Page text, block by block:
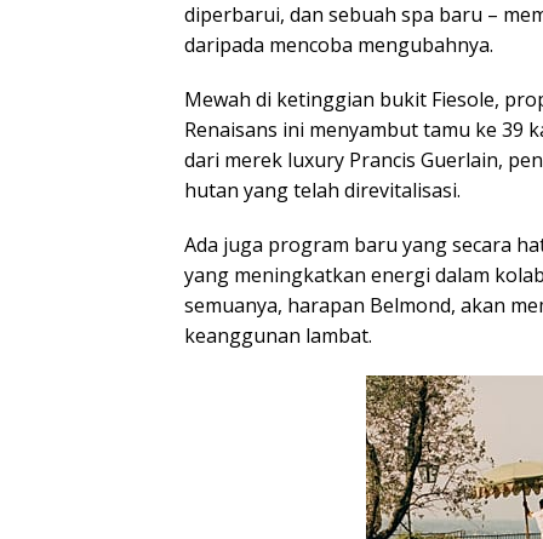
diperbarui, dan sebuah spa baru –
daripada mencoba mengubahnya.
Mewah di ketinggian bukit Fiesole,
Renaisans ini menyambut tamu ke 39
dari merek luxury Prancis Guerlain,
hutan yang telah direvitalisasi.
Ada juga program baru yang secara
yang meningkatkan energi dalam
semuanya, harapan Belmond, akan
keanggunan lambat.